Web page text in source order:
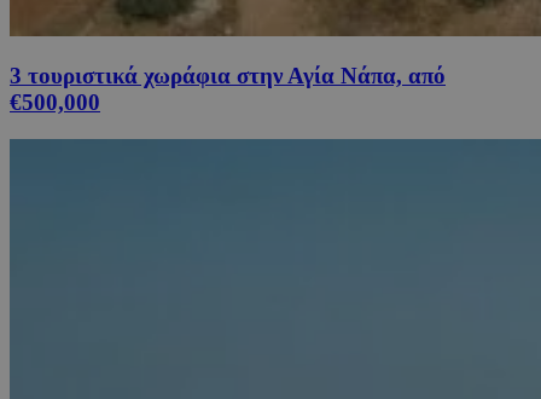
3 τουριστικά χωράφια στην Αγία Νάπα, από
€500,000